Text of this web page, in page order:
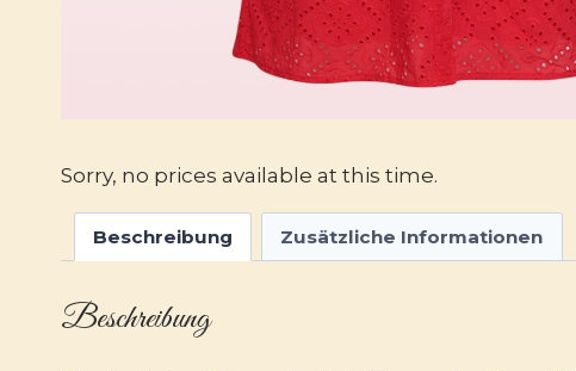
Sorry, no prices available at this time.
Beschreibung Zusätzliche Informationen
Beschreibung